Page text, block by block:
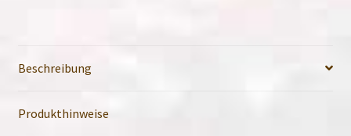
Beschreibung
Produkthinweise